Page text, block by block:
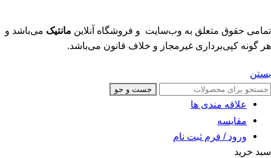
تمامی حقوق متعلق به وب‌سایت و فروشگاه‌ آنلاین مانتیک می‌باشد و
هر گونه کپی‌برداری غیرمجاز و خلاف قانون می‌باشد.
بستن
جست و جو
علاقه مندی ها
مقایسه
ورود / فرم ثبت نام
سبد خرید